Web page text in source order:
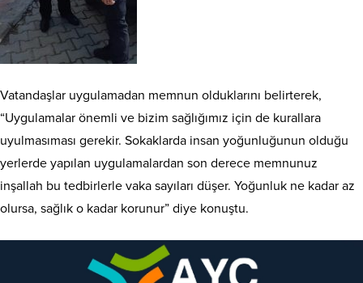
Vatandaşlar uygulamadan memnun olduklarını belirterek,
“Uygulamalar önemli ve bizim sağlığımız için de kurallara
uyulmasıması gerekir. Sokaklarda insan yoğunluğunun olduğu
yerlerde yapılan uygulamalardan son derece memnunuz
inşallah bu tedbirlerle vaka sayıları düşer. Yoğunluk ne kadar az
olursa, sağlık o kadar korunur” diye konuştu.